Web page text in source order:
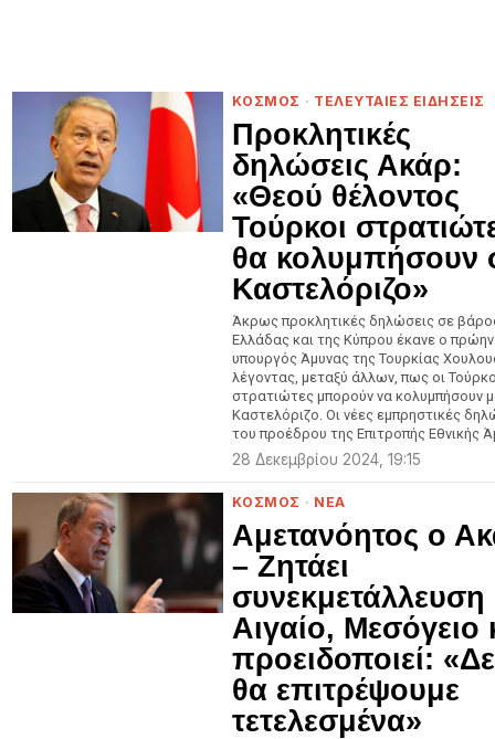
ΚΟΣΜΟΣ · ΤΕΛΕΥΤΑΙΕΣ ΕΙΔΗΣΕΙΣ
Προκλητικές
δηλώσεις Ακάρ:
«Θεού θέλοντος
Τούρκοι
θα κολυμπήσουν
Καστελόριζο»
Άκρως προκλητικές δηλώσεις σε
Ελλάδας και της Κύπρου έκανε ο πρώην
υπουργός Άμυνας της Τουρκίας
λέγοντας, μεταξύ άλλων, πως οι
στρατιώτες μπορούν να κολυμπήσουν
Καστελόριζο. Οι νέες εμπρηστικές
του προέδρου της Επιτροπής Εθνικής
28 Δεκεμβρίου 2024, 19:15
ΚΟΣΜΟΣ · ΝΕΑ
Αμετανόητος ο
– Ζητάει
συνεκμετάλλευση
Αιγαίο, Μεσόγειο
προειδοποιεί:
θα επιτρέψουμε
τετελεσμένα»